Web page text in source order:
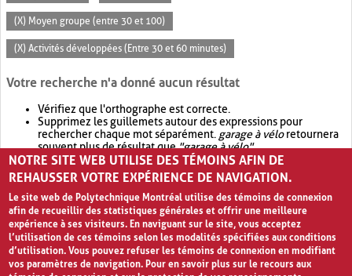
(X) Moyen groupe (entre 30 et 100)
(X) Activités développées (Entre 30 et 60 minutes)
Votre recherche n'a donné aucun résultat
Vérifiez que l'orthographe est correcte.
Supprimez les guillemets autour des expressions pour
rechercher chaque mot séparément. garage à véloretournera
souvent plus de résultat que"garage à vélo".
Envisagez d'élargir votre recherche avec OR.garage OR vélo
retournera souvent plus de résultat quegarage à vélo
NOTRE SITE WEB UTILISE DES TÉMOINS AFIN DE
REHAUSSER VOTRE EXPÉRIENCE DE NAVIGATION.
Le site web de Polytechnique Montréal utilise des témoins de connexion
afin de recueillir des statistiques générales et offrir une meilleure
expérience à ses visiteurs. En naviguant sur le site, vous acceptez
l’utilisation de ces témoins selon les modalités spécifiées aux conditions
d’utilisation. Vous pouvez refuser les témoins de connexion en modifiant
vos paramètres de navigation. Pour en savoir plus sur le recours aux